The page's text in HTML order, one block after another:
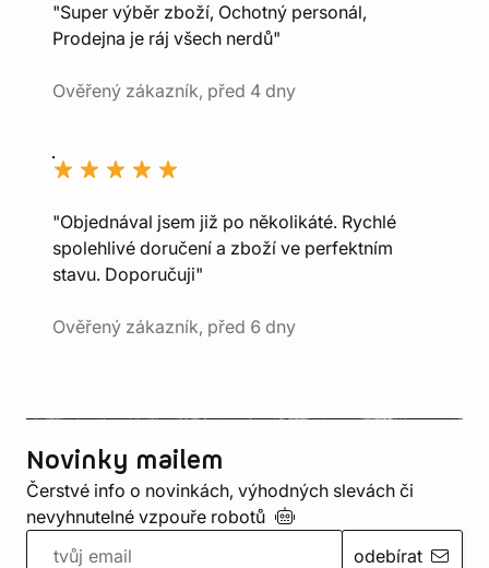
"Super výběr zboží, Ochotný personál,
Prodejna je ráj všech nerdů"
Ověřený zákazník, před 4 dny
"Objednával jsem již po několikáté. Rychlé
spolehlivé doručení a zboží ve perfektním
stavu. Doporučuji"
Ověřený zákazník, před 6 dny
Novinky mailem
Čerstvé info o novinkách, výhodných slevách či
nevyhnutelné vzpouře robotů
odebírat